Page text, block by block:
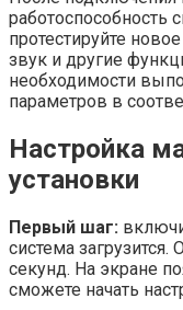
работоспособность
протестируйте
звук и другие
необходимости
параметров в
Настройка
установки
Первый шаг:
система
секунд. На экране
сможете начать